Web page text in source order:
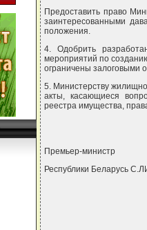
Предоставить право
заинтересованными
положения.
4. Одобрить
мероприятий по
ограничены залоговыми
5. Министерству
акты, касающиеся
реестра имущества,
Премьер-министр
Республики Беларусь